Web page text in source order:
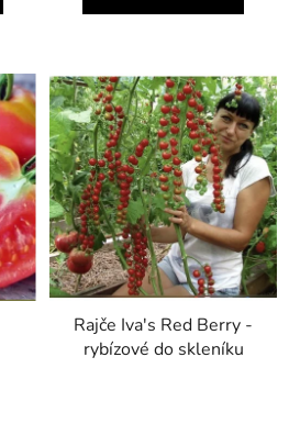
Rajče Iva's Red Berry -
rybízové do skleníku